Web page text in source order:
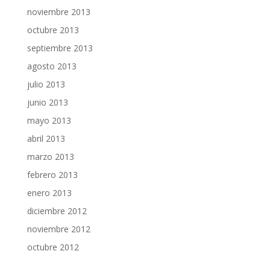
noviembre 2013
octubre 2013
septiembre 2013
agosto 2013
julio 2013
junio 2013
mayo 2013
abril 2013
marzo 2013
febrero 2013
enero 2013
diciembre 2012
noviembre 2012
octubre 2012